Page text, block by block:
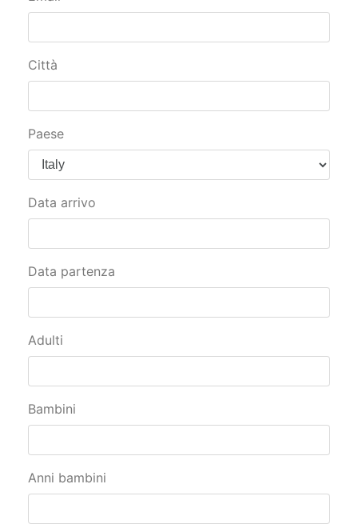
Città
Paese
Data arrivo
Data partenza
Adulti
Bambini
Anni bambini